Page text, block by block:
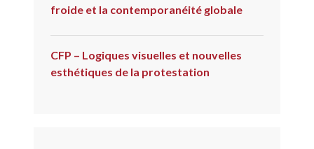
froide et la contemporanéité globale
CFP – Logiques visuelles et nouvelles
esthétiques de la protestation